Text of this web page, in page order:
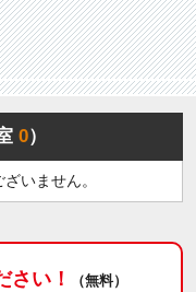
0）
いません。
さい！ （無料）